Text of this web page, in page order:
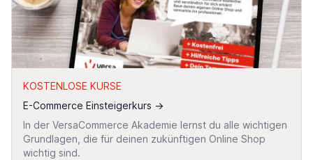
KOSTENLOSE KURSE
E-Commerce Einsteigerkurs →
In der VersaCommerce Akademie lernst du alle wichtigen
Grundlagen, die für deinen zukünftigen Online Shop
wichtig sind.